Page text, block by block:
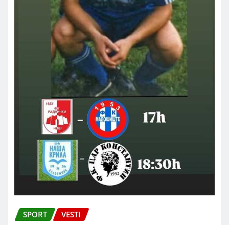
SPORT VESTI